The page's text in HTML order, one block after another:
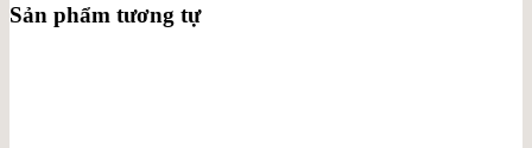
Sản phẩm tương tự